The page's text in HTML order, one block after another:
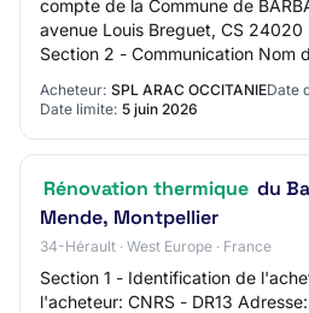
compte de la Commune de
avenue Louis Breguet, CS 24020
Section 2 - Communication Nom
Numéro…
Acheteur: SPL ARAC OCCITANIEDate
Date limite: 5 juin 2026
Rénovation thermique du
Mende, Montpellier
34-Hérault · West Europe · France
Section 1 - Identification de
l'acheteur: CNRS - DR13